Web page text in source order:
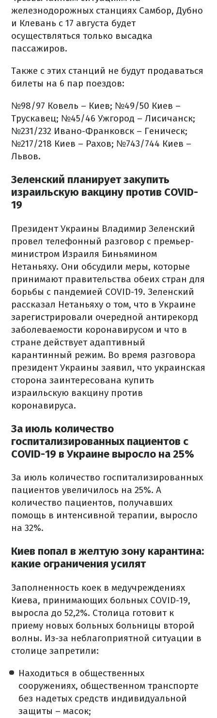
железнодорожных станциях Самбор, Дубно
и Клевань с 17 августа будет
осуществляться только высадка
пассажиров.
Также с этих станций не будут продаваться
билеты на 6 пар поездов:
№98/97 Ковель – Киев; №49/50 Киев –
Трускавец; №45/46 Ужгород – Лисичанск;
№231/232 Ивано-Франковск – Геническ;
№217/218 Киев – Рахов; №743/744 Киев –
Львов.
Зеленский планирует закупить
израильскую вакцину против COVID-
19
Президент Украины Владимир Зеленский
провел телефонный разговор с премьер-
министром Израиля Биньямином
Нетаньяху. Они обсудили меры, которые
принимают правительства обеих стран для
борьбы с пандемией COVID-19. Зеленский
рассказал Нетаньяху о том, что в Украине
зарегистрировали очередной антирекорд
заболеваемости коронавирусом и что в
стране действует адаптивный
карантинный режим. Во время разговора
президент Украины заявил, что украинская
сторона заинтересована купить
израильскую вакцину против
коронавируса.
За июль количество
госпитализированных пациентов с
COVID-19 в Украине выросло на 25%
За июль количество госпитализированных
пациентов увеличилось на 25%. А
количество пациентов, получавших
помощь в интенсивной терапии, выросло
на 32%.
Киев попал в желтую зону карантина:
какие ограничения усилят
Заполненность коек в медучреждениях
Киева, принимающих больных COVID-19,
выросла до 52,2%. Столица готовит к
приему новых больных больницы второй
волны. Из-за неблагоприятной ситуации в
столице запретили:
Находиться в общественных
сооружениях, общественном транспорте
без надетых средств индивидуальной
защиты – масок;